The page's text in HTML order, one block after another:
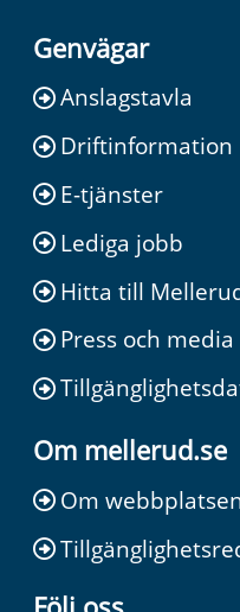
Genvägar
Anslagstavla
Driftinformation
E-tjänster
Lediga jobb
Hitta till
Press och media
Om mellerud.se
Om